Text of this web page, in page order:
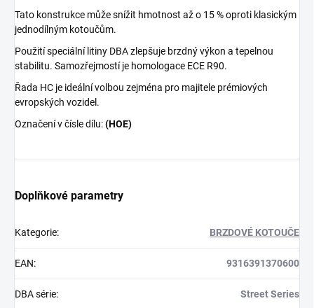
Tato konstrukce může snížit hmotnost až o 15 % oproti klasickým
jednodílným kotoučům.
Použití speciální litiny DBA zlepšuje brzdný výkon a tepelnou
stabilitu. Samozřejmostí je homologace ECE R90.
Řada HC je ideální volbou zejména pro majitele prémiových
evropských vozidel.
Označení v čísle dílu:(HOE)
Doplňkové parametry
Kategorie: BRZDOVÉ KOTOUČE
EAN: 9316391370600
DBA série: Street Series